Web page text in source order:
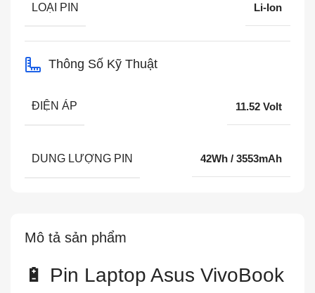
Mô tả sản phẩm
🔋 Pin Laptop Asus VivoBook
LOẠI PIN Li-Ion
Thông Số Kỹ Thuật
ĐIỆN ÁP 11.52 Volt
DUNG LƯỢNG PIN 42Wh / 3553mAh